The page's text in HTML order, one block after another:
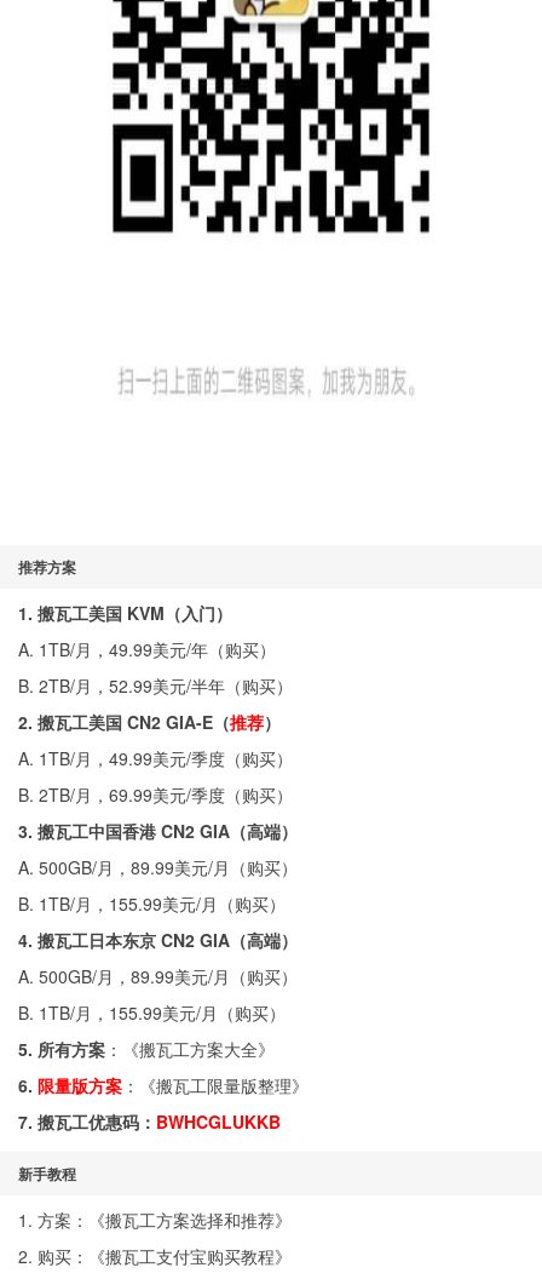
推荐方案
1. 搬瓦工美国 KVM（入门）
A. 1TB/月，49.99美元/年（购买）
B. 2TB/月，52.99美元/半年（购买）
2. 搬瓦工美国 CN2 GIA-E（推荐）
A. 1TB/月，49.99美元/季度（购买）
B. 2TB/月，69.99美元/季度（购买）
3. 搬瓦工中国香港 CN2 GIA（高端）
A. 500GB/月，89.99美元/月（购买）
B. 1TB/月，155.99美元/月（购买）
4. 搬瓦工日本东京 CN2 GIA（高端）
A. 500GB/月，89.99美元/月（购买）
B. 1TB/月，155.99美元/月（购买）
5. 所有方案 ：《搬瓦工方案大全》
6. 限量版方案 ：《搬瓦工限量版整理》
7. 搬瓦工优惠码： BWHCGLUKKB
新手教程
1. 方案：《搬瓦工方案选择和推荐》
2. 购买：《搬瓦工支付宝购买教程》